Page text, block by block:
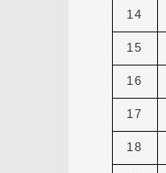
14
15
16
17
18